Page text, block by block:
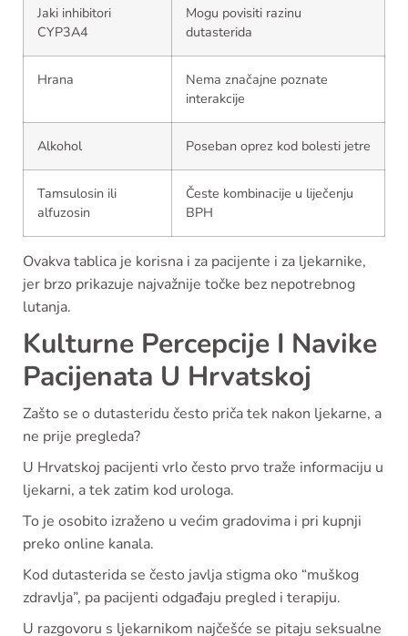
Jaki inhibitori
CYP3A4
Mogu povisiti razinu
dutasterida
Hrana
Nema značajne poznate
interakcije
Alkohol Poseban oprez kod bolesti jetre
Tamsulosin ili
alfuzosin
Česte kombinacije u liječenju
BPH
Ovakva tablica je korisna i za pacijente i za ljekarnike,
jer brzo prikazuje najvažnije točke bez nepotrebnog
lutanja.
Kulturne Percepcije I Navike
Pacijenata U Hrvatskoj
Zašto se o dutasteridu često priča tek nakon ljekarne, a
ne prije pregleda?
U Hrvatskoj pacijenti vrlo često prvo traže informaciju u
ljekarni, a tek zatim kod urologa.
To je osobito izraženo u većim gradovima i pri kupnji
preko online kanala.
Kod dutasterida se često javlja stigma oko “muškog
zdravlja”, pa pacijenti odgađaju pregled i terapiju.
U razgovoru s ljekarnikom najčešće se pitaju seksualne